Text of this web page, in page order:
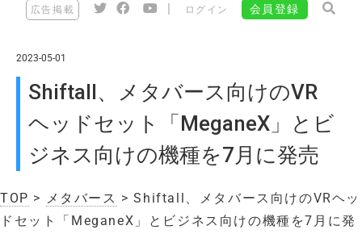
広告掲載 ログイン 会員登録
2023-05-01
Shiftall、メタバース向けのVR
ヘッドセット「MeganeX」とビ
ジネス向けの機種を7月に発売
TOP > メタバース > Shiftall、メタバース向けのVRヘッ
ドセット「MeganeX」とビジネス向けの機種を7月に発